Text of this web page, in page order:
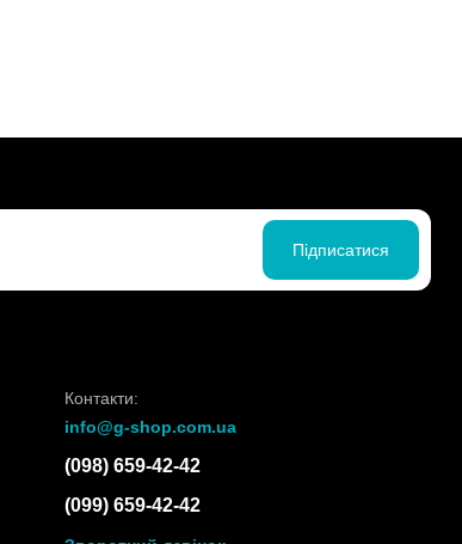
Підписатися
Контакти:
info@g-shop.com.ua
(098) 659-42-42
(099) 659-42-42